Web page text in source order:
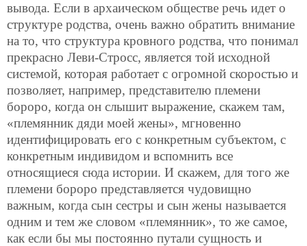
вывода. Если в архаическом обществе речь идет о
структуре родства, очень важно обратить внимание
на то, что структура кровного родства, что понимал
прекрасно Леви-Стросс, является той исходной
системой, которая работает с огромной скоростью и
позволяет, например, представителю племени
бороро, когда он слышит выражение, скажем там,
«племянник дяди моей жены», мгновенно
идентифицировать его с конкретным субъектом, с
конкретным индивидом и вспомнить все
относящиеся сюда истории. И скажем, для того же
племени бороро представляется чудовищно
важным, когда сын сестры и сын жены называется
одним и тем же словом «племянник», то же самое,
как если бы мы постоянно путали сущность и